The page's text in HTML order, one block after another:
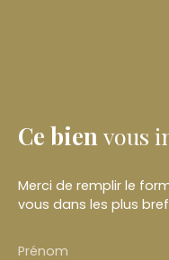
Ce bien vous
Merci de remplir le
vous dans les plus
Prénom